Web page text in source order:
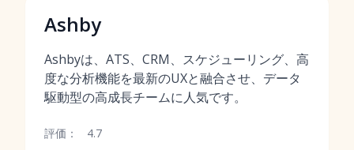
Ashby
Ashbyは、ATS、CRM、スケジューリング、高
度な分析機能を最新のUXと融合させ、データ
駆動型の高成長チームに人気です。
評価： 4.7